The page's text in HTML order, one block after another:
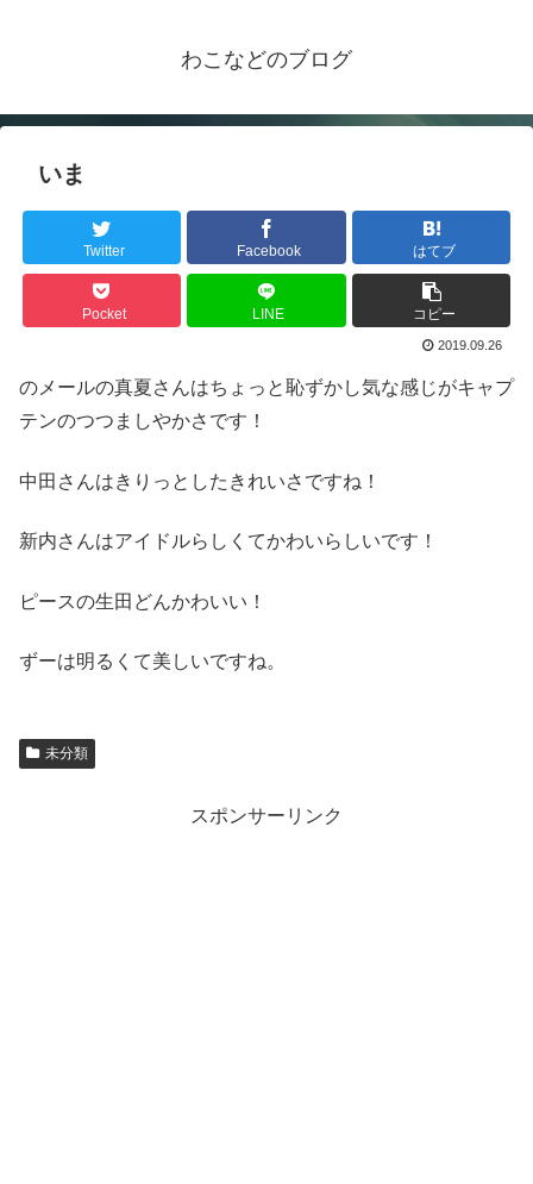
わこなどのブログ
いま
Twitter Facebook はてブ
Pocket LINE コピー
2019.09.26
のメールの真夏さんはちょっと恥ずかし気な感じがキャプ
テンのつつましやかさです！
中田さんはきりっとしたきれいさですね！
新内さんはアイドルらしくてかわいらしいです！
ピースの生田どんかわいい！
ずーは明るくて美しいですね。
未分類
スポンサーリンク